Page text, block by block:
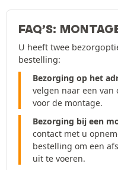
FAQ’S:
U heeft twee
bestelling:
Bezorging op het
velgen naar een
voor de montage.
Bezorging bij een
contact met u
bestelling om een
uit te voeren.